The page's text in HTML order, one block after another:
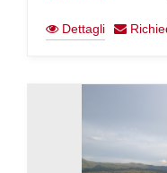
Dettagli